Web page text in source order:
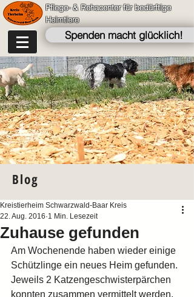
Pflege- & Rehacenter für bedürftige
Heimtiere
Spenden macht glücklich!
Blog
Zuhause gefunden
Kreistierheim Schwarzwald-Baar Kreis
22. Aug. 2016 1 Min. Lesezeit
Am Wochenende haben wieder einige
Schützlinge ein neues Heim gefunden.
Jeweils 2 Katzengeschwisterpärchen
konnten zusammen vermittelt werden.